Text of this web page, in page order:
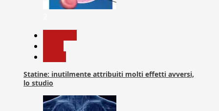
Statine: inutilmente attribuiti molti effetti avversi,
lo studio